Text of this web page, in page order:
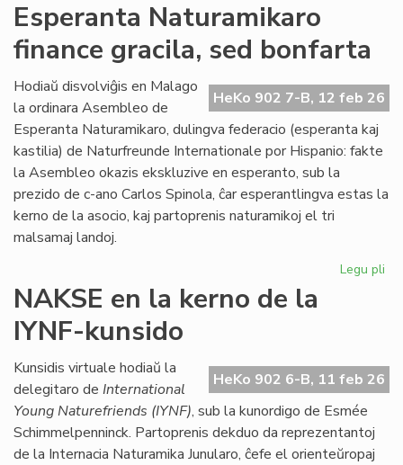
la
Esperanta Naturamikaro
finance gracila, sed bonfarta
HeKo 902 7-B, 12 feb 26
Hodiaŭ disvolviĝis en Malago
la ordinara Asembleo de
Esperanta Naturamikaro, dulingva federacio (esperanta kaj
kastilia) de Naturfreunde Internationale por Hispanio: fakte
la Asembleo okazis ekskluzive en esperanto, sub la
prezido de c-ano Carlos Spinola, ĉar esperantlingva estas la
kerno de la asocio, kaj partoprenis naturamikoj el tri
malsamaj landoj.
Legu pli
NAKSE en la kerno de la
IYNF-kunsido
HeKo 902 6-B, 11 feb 26
Kunsidis virtuale hodiaŭ la
delegitaro de International
Young Naturefriends (IYNF), sub la kunordigo de Esmée
Schimmelpenninck. Partoprenis dekduo da reprezentantoj
de la Internacia Naturamika Junularo, ĉefe el orienteŭropaj